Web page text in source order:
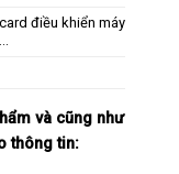
điều khiển máy
và cũng như
thông tin: